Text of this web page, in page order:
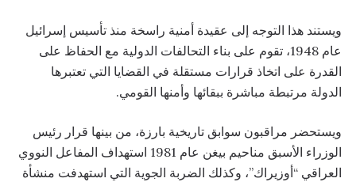
ويستند هذا التوجه إلى عقيدة أمنية راسخة منذ تأسيس إسرائيل
عام 1948، تقوم على بناء التحالفات الدولية مع الحفاظ على
القدرة على اتخاذ قرارات مستقلة في القضايا التي تعتبرها
الدولة مرتبطة مباشرة ببقائها وأمنها القومي.
ويستحضر مراقبون سوابق تاريخية بارزة، من بينها قرار رئيس
الوزراء الأسبق مناحيم بيغن عام 1981 استهداف المفاعل النووي
العراقي “أوزيراك”، وكذلك الضربة الجوية التي استهدفت منشأة